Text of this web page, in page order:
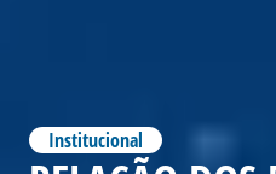
Institucional